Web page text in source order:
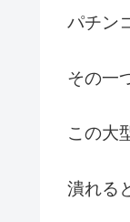
パチン
その一
この大
潰れる